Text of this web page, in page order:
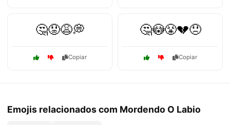
🤔😟😩💭
Copiar
🤔😳😤💔😞
Copiar
Emojis relacionados com Mordendo O Labio